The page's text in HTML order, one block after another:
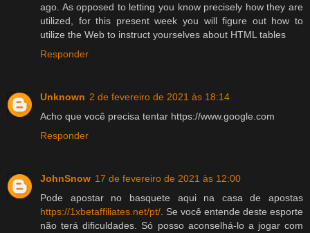
ago. As opposed to letting you know precisely how they are
utilized, for this present week you will figure out how to
utilize the Web to instruct yourselves about HTML tables
Responder
Unknown 2 de fevereiro de 2021 às 18:14
Acho que você precisa tentar https://www.google.com
Responder
JohnSnow 17 de fevereiro de 2021 às 12:00
Pode apostar no basquete aqui na casa de apostas
https://1xbetaffiliates.net/pt/. Se você entende deste esporte
não terá dificuldades. Só posso aconselhá-lo a jogar com